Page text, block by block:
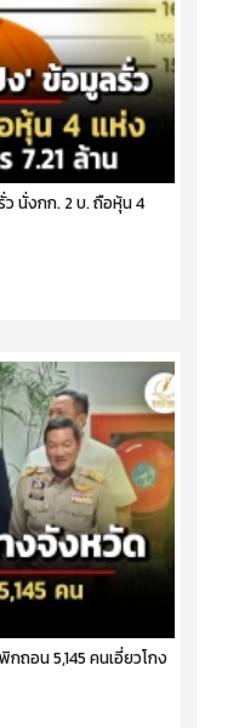
นั่งกก. 2 บ. ถือหุ้น 4
ถอน 5,145 คนเอี่ยวโกง